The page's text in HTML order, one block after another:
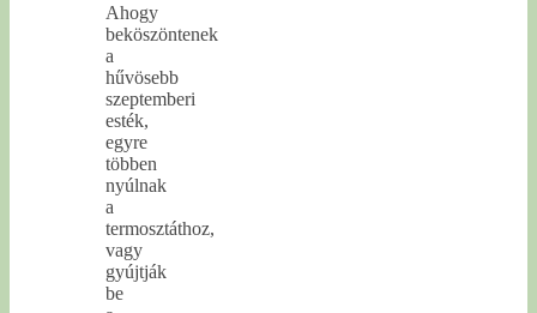
Ahogy
beköszöntenek
a
hűvösebb
szeptemberi
esték,
egyre
többen
nyúlnak
a
termosztáthoz,
vagy
gyújtják
be